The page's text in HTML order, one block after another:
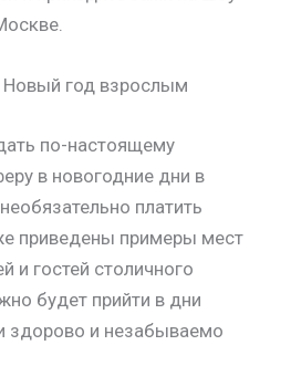
Новый год взрослым
по-настоящему
в новогодние дни в
платить
приведены примеры мест
и гостей столичного
будет прийти в дни
здорово и незабываемо